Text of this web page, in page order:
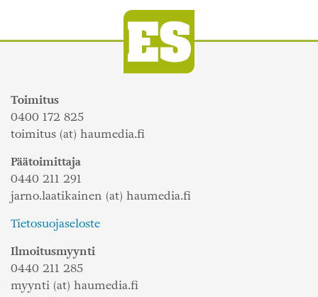
Toimitus
0400 172 825
toimitus (at) haumedia.fi
Päätoimittaja
0440 211 291
jarno.laatikainen (at) haumedia.fi
Tietosuojaseloste
Ilmoitusmyynti
0440 211 285
myynti (at) haumedia.fi